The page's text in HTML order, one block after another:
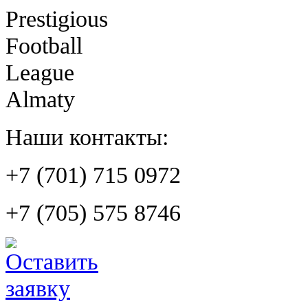
Prestigious
Football
League
Almaty
Наши контакты:
+7 (701) 715 0972
+7 (705) 575 8746